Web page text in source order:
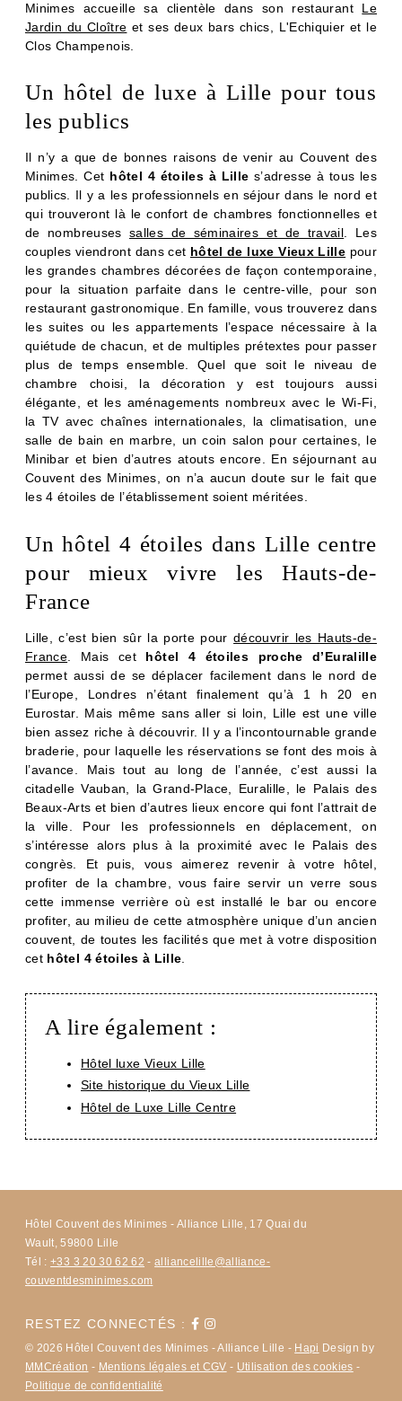
Minimes accueille sa clientèle dans son restaurant Le
Jardin du Cloître et ses deux bars chics, L'Echiquier et le
Clos Champenois.
Un hôtel de luxe à Lille pour tous
les publics
Il n’y a que de bonnes raisons de venir au Couvent des
Minimes. Cet hôtel 4 étoiles à Lille s’adresse à tous les
publics. Il y a les professionnels en séjour dans le nord et
qui trouveront là le confort de chambres fonctionnelles et
de nombreusessalles de séminaires et de travail. Les
couples viendront dans cet hôtel de luxe Vieux Lille pour
les grandes chambres décorées de façon contemporaine,
pour la situation parfaite dans le centre-ville, pour son
restaurant gastronomique. En famille, vous trouverez dans
les suites ou les appartements l’espace nécessaire à la
quiétude de chacun, et de multiples prétextes pour passer
plus de temps ensemble. Quel que soit le niveau de
chambre choisi, la décoration y est toujours aussi
élégante, et les aménagements nombreux avec le Wi-Fi,
la TV avec chaînes internationales, la climatisation, une
salle de bain en marbre, un coin salon pour certaines, le
Minibar et bien d’autres atouts encore. En séjournant au
Couvent des Minimes, on n’a aucun doute sur le fait que
les 4 étoiles de l’établissement soient méritées.
Un hôtel 4 étoiles dans Lille centre
pour mieux vivre les Hauts-de-
France
Lille, c’est bien sûr la porte pourdécouvrir les Hauts-de-
France . Mais cet hôtel 4 étoiles proche d’Euralille
permet aussi de se déplacer facilement dans le nord de
l’Europe, Londres n’étant finalement qu’à 1 h 20 en
Eurostar. Mais même sans aller si loin, Lille est une ville
bien assez riche à découvrir. Il y a l’incontournable grande
braderie, pour laquelle les réservations se font des mois à
l’avance. Mais tout au long de l’année, c’est aussi la
citadelle Vauban, la Grand-Place, Euralille, le Palais des
Beaux-Arts et bien d’autres lieux encore qui font l’attrait de
la ville. Pour les professionnels en déplacement, on
s’intéresse alors plus à la proximité avec le Palais des
congrès. Et puis, vous aimerez revenir à votre hôtel,
profiter de la chambre, vous faire servir un verre sous
cette immense verrière où est installé le bar ou encore
profiter, au milieu de cette atmosphère unique d’un ancien
couvent, de toutes les facilités que met à votre disposition
cet hôtel 4 étoiles à Lille
A lire également :
Hôtel luxe Vieux Lille
Site historique du Vieux Lille
Hôtel de Luxe Lille Centre
Hôtel Couvent des Minimes - Alliance Lille, 17 Quai du
Wault, 59800 Lille
Tél :+33 3 20 30 62 62 -alliancelille@alliance-
couventdesminimes.com
RESTEZ CONNECTÉS :
© 2026 Hôtel Couvent des Minimes - Alliance Lille - Hapi Design by
MMCréation - Mentions légales et CGV - Utilisation des cookies -
Politique de confidentialité
RESTAURANT & BAR
SERVICES
SÉMINAIRES
PHOTOS
OFFRES & ACTUS
AUTOUR DE L'HÔTEL
CONTACT & ACCÈS